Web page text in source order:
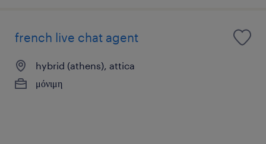
french live chat agent
hybrid (athens), attica
μόνιμη